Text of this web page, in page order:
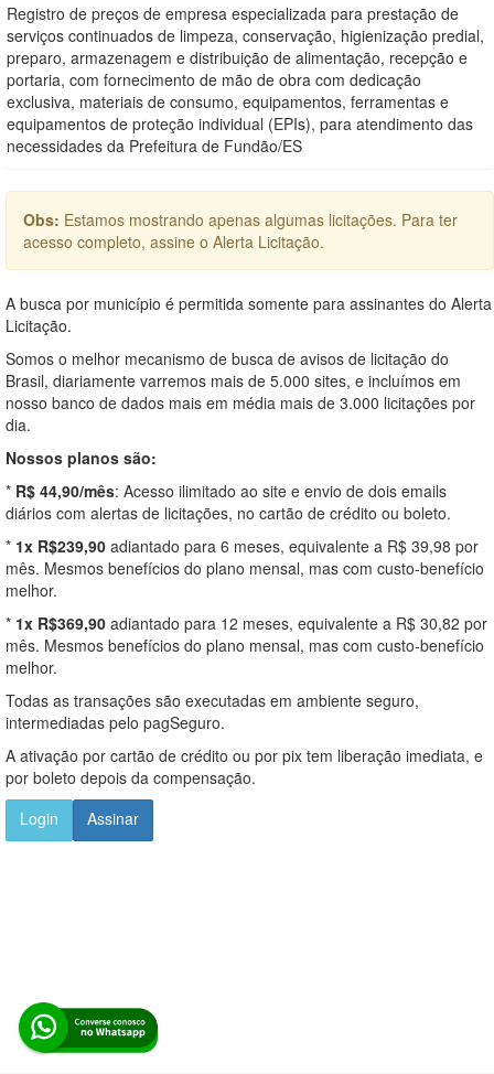
Registro de preços de empresa especializada para prestação de
serviços continuados de limpeza, conservação, higienização predial,
preparo, armazenagem e distribuição de alimentação, recepção e
portaria, com fornecimento de mão de obra com dedicação
exclusiva, materiais de consumo, equipamentos, ferramentas e
equipamentos de proteção individual (EPIs), para atendimento das
necessidades da Prefeitura de Fundão/ES
Obs: Estamos mostrando apenas algumas licitações. Para ter
acesso completo, assine o Alerta Licitação.
A busca por município é permitida somente para assinantes do Alerta
Licitação.
Somos o melhor mecanismo de busca de avisos de licitação do
Brasil, diariamente varremos mais de 5.000 sites, e incluímos em
nosso banco de dados mais em média mais de 3.000 licitações por
dia.
Nossos planos são:
* R$ 44,90/mês: Acesso ilimitado ao site e envio de dois emails
diários com alertas de licitações, no cartão de crédito ou boleto.
* 1x R$239,90 adiantado para 6 meses, equivalente a R$ 39,98 por
mês. Mesmos benefícios do plano mensal, mas com custo-benefício
melhor.
* 1x R$369,90 adiantado para 12 meses, equivalente a R$ 30,82 por
mês. Mesmos benefícios do plano mensal, mas com custo-benefício
melhor.
Todas as transações são executadas em ambiente seguro,
intermediadas pelo pagSeguro.
A ativação por cartão de crédito ou por pix tem liberação imediata, e
por boleto depois da compensação.
Login
Assinar